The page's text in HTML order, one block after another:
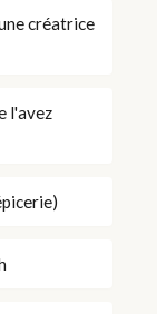
créatrice
l'avez